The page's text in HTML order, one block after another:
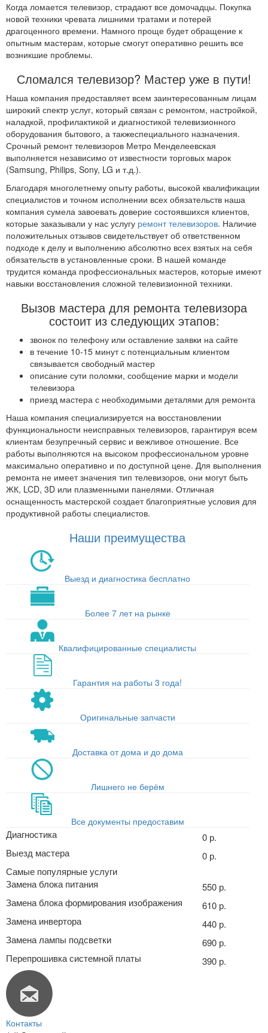
Когда ломается телевизор, страдают все домочадцы. Покупка
новой техники чревата лишними тратами и потерей
драгоценного времени. Намного проще будет обращение к
опытным мастерам, которые смогут оперативно решить все
возникшие проблемы.
Сломался телевизор? Мастер уже в пути!
Наша компания предоставляет всем заинтересованным лицам
широкий спектр услуг, который связан с ремонтом, настройкой,
наладкой, профилактикой и диагностикой телевизионного
оборудования бытового, а такжеспециального назначения.
Срочный ремонт телевизоров Метро Менделеевская
выполняется независимо от известности торговых марок
(Samsung, Philips, Sony, LG и т.д.).
Благодаря многолетнему опыту работы, высокой квалификации
специалистов и точном исполнении всех обязательств наша
компания сумела завоевать доверие состоявшихся клиентов,
которые заказывали у нас услугу ремонт телевизоров. Наличие
положительных отзывов свидетельствует об ответственном
подходе к делу и выполнению абсолютно всех взятых на себя
обязательств в установленные сроки. В нашей команде
трудится команда профессиональных мастеров, которые имеют
навыки восстановления сложной телевизионной техники.
Вызов мастера для ремонта телевизора
состоит из следующих этапов:
звонок по телефону или оставление заявки на сайте
в течение 10-15 минут с потенциальным клиентом
связывается свободный мастер
описание сути поломки, сообщение марки и модели
телевизора
приезд мастера с необходимыми деталями для ремонта
Наша компания специализируется на восстановлении
функциональности неисправных телевизоров, гарантируя всем
клиентам безупречный сервис и вежливое отношение. Все
работы выполняются на высоком профессиональном уровне
максимально оперативно и по доступной цене. Для выполнения
ремонта не имеет значения тип телевизоров, они могут быть
ЖК, LCD, 3D или плазменными панелями. Отличная
оснащенность мастерской создает благоприятные условия для
продуктивной работы специалистов.
Наши преимущества
Выезд и диагностика бесплатно
Более 7 лет на рынке
Квалифицированные специалисты
Гарантия на работы 3 года!
Оригинальные запчасти
Доставка от дома и до дома
Лишнего не берём
Все документы предоставим
Диагностика
0 р.
Выезд мастера
0 р.
Самые популярные услуги
Замена блока питания
550 р.
Замена блока формирования изображения
610 р.
Замена инвертора
440 р.
Замена лампы подсветки
690 р.
Перепрошивка системной платы
390 р.
Контакты